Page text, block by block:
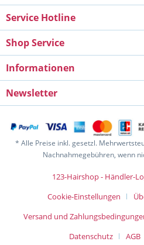
Service Hotline
Shop Service
Informationen
Newsletter
* Alle Preise inkl. gesetzl.
Nachnahmegebühren, wenn
123-Hairshop - Händler-
Cookie-Einstellungen
Versand und
Datenschutz
AGB